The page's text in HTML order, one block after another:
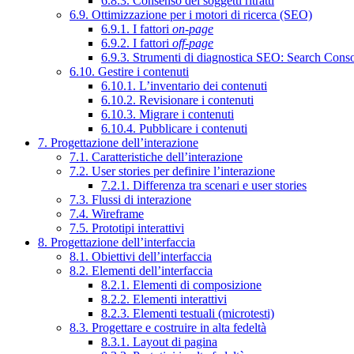
6.9. Ottimizzazione per i motori di ricerca (SEO)
6.9.1. I fattori on-page
6.9.2. I fattori off-page
6.9.3. Strumenti di diagnostica SEO: Search
6.10. Gestire i contenuti
6.10.1. L’inventario dei contenuti
6.10.2. Revisionare i contenuti
6.10.3. Migrare i contenuti
6.10.4. Pubblicare i contenuti
7. Progettazione dell’interazione
7.1. Caratteristiche dell’interazione
7.2. User stories per definire l’interazione
7.2.1. Differenza tra scenari e user stories
7.3. Flussi di interazione
7.4. Wireframe
7.5. Prototipi interattivi
8. Progettazione dell’interfaccia
8.1. Obiettivi dell’interfaccia
8.2. Elementi dell’interfaccia
8.2.1. Elementi di composizione
8.2.2. Elementi interattivi
8.2.3. Elementi testuali (microtesti)
8.3. Progettare e costruire in alta fedeltà
8.3.1. Layout di pagina